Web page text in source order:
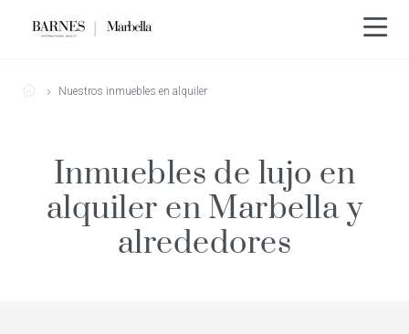
Nuestros inmuebles en alquiler
Inmuebles de lujo en
alquiler en Marbella y
alrededores